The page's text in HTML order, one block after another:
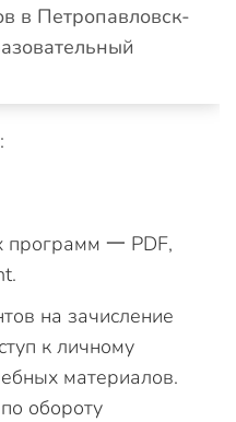
в Петропавловск-
программ 一 PDF,
на зачисление
к личному
материалов.
обороту